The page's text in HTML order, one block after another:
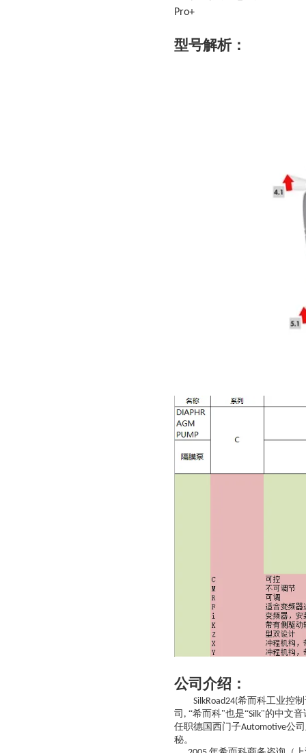
Pro+
型号解析：
公司介绍：
SilkRoad24(希而科工业控
司 , “希而科"也是“Silk"的中文音
任职德国西门子Automotive公
秘。